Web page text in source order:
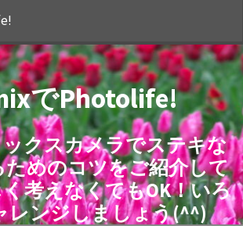
でPhotolife!
ックスカメラでステキな
ためのコツをご紹介して
考えなくてもOK！いろ
レンジしましょう(^^)